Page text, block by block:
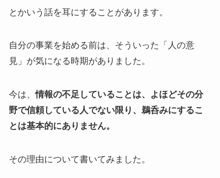
とかいう話を耳にすることがあります。
自分の事業を始める前は、そういった「人の意
見」が気になる時期がありました。
今は、情報の不足していることは、よほどその分
野で信頼している人でない限り、鵜呑みにするこ
とは基本的にありません。
その理由について書いてみました。